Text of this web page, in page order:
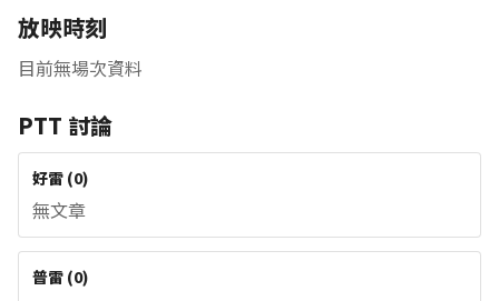
放映時刻
目前無場次資料
PTT 討論
好雷 (0)
無文章
普雷 (0)